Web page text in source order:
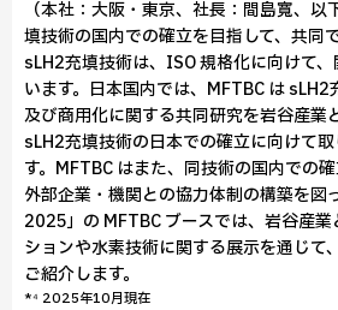
（本社：大阪・東京、社長：間島寬、
填技術の国内での確立を目指して、共同
sLH2充填技術は、ISO 規格化に向けて
います。日本国内では、MFTBC は
及び商用化に関する共同研究を岩谷産業
sLH2充填技術の日本での確立に向けて
す。MFTBC はまた、同技術の国内での
外部企業・機関との協力体制の構築を図
2025」の MFTBC ブースでは、岩谷産
ションや水素技術に関する展示を通じて
ご紹介します。
*⁴ 2025年10月現在